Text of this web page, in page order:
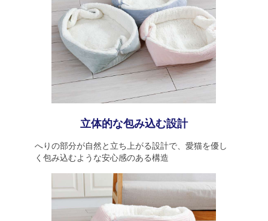
立体的な包み込む設計
へりの部分が自然と立ち上がる設計で、愛猫を優し
く包み込むような安心感のある構造